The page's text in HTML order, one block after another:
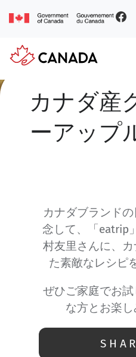
navigation
カナダ産
ーアップ
カナダブランド
念して、「eatrip
村友里さんに、
た素敵なレシピ
ぜひご家庭でお
な方とお楽し